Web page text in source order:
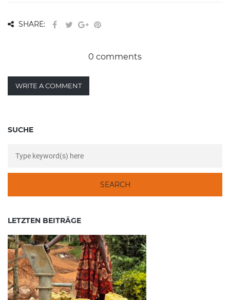
SHARE:
0 comments
WRITE A COMMENT
SUCHE
LETZTEN BEITRÄGE